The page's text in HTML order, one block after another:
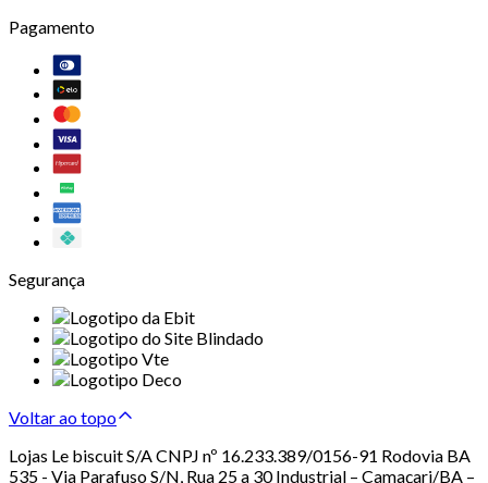
Pagamento
Segurança
Voltar ao topo
Lojas Le biscuit S/A CNPJ nº 16.233.389/0156-91 Rodovia BA
535 - Via Parafuso S/N, Rua 25 a 30 Industrial – Camaçari/BA –